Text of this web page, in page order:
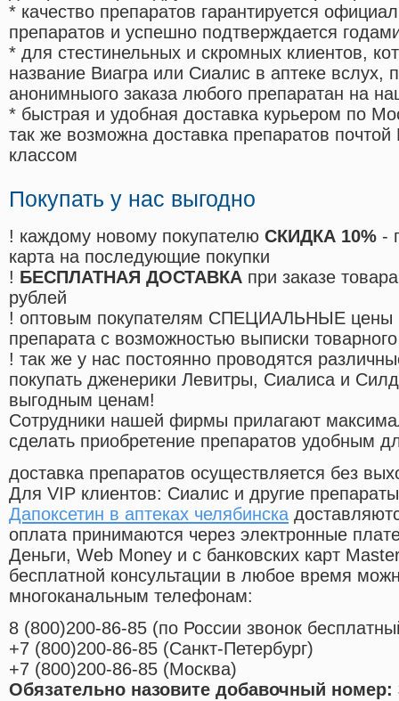
* качество препаратов гарантируется
препаратов и успешно подтверждается
* для стестинельных и скромных клиентов,
название Виагра или Сиалис в аптеке вслух,
анонимныого заказа любого препаратан на
* быстрая и удобная доставка курьером по
так же возможна доставка препаратов
классом
Покупать у нас выгодно
! каждому новому покупателю СКИДКА 10% -
карта на последующие покупки
! БЕСПЛАТНАЯ ДОСТАВКА при заказе
рублей
! оптовым покупателям СПЕЦИАЛЬНЫЕ цены
препарата с возможностью выписки
! так же у нас постоянно проводятся
покупать дженерики Левитры, Сиалиса и
выгодным ценам!
Cотрудники нашей фирмы прилагают
сделать приобретение препаратов удобным
доставка препаратов осуществляется без
Для VIP клиентов: Сиалис и другие
Дапоксетин в аптеках челябинска
оплата принимаются через электронные
Деньги, Web Money и с банковских карт
бесплатной консультации в любое время
многоканальным телефонам:
8 (800)200-86-85 (по России звонок
+7 (800)200-86-85 (Санкт-Петербург)
+7 (800)200-86-85 (Москва)
Обязательно назовите добавочный номер: